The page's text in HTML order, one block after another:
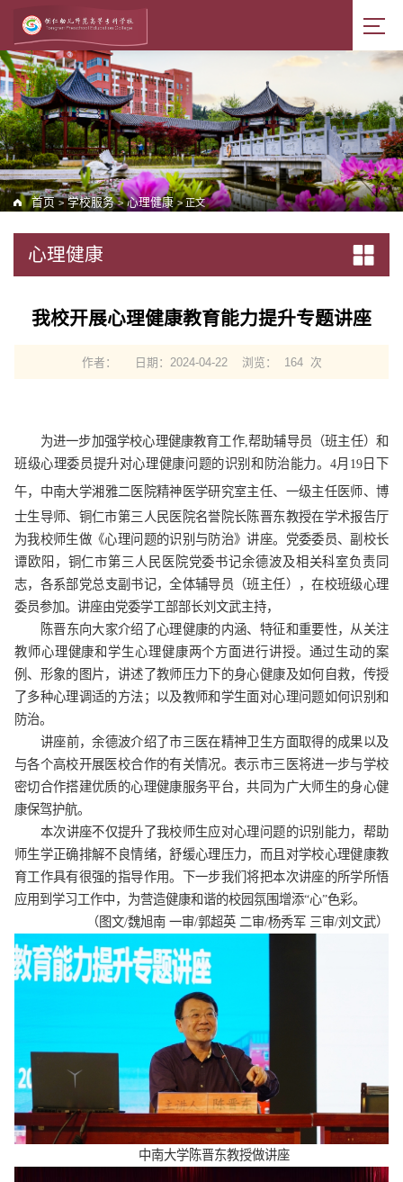
首页 > 学校服务 > 心理健康 > 正文
心理健康
我校开展心理健康教育能力提升专题讲座
作者： 日期：2024-04-22 浏览： 164 次
为进一步加强学校心理健康教育工作,帮助辅导员（班主任）和
班级心理委员提升对心理健康问题的识别和防治能力。4月19日下
午， 中南大学湘雅二医院精神医学研究室主任、一级主任医师、博
士生导师、铜仁市第三人民医院名誉院长陈晋东教授在学术报告厅
为我校师生做《心理问题的识别与防治》讲座。 党委委员、副校长
谭欧阳， 铜仁市第三人民医院党委书记余德波及相关科室负责同
志， 各系部党总支副书记，全体辅导员（班主任），在校班级心理
委员参加。 讲座由党委学工部部长刘文武主持，
陈晋东向大家介绍了心理健康的内涵、特征和重要性，从关注
教师心理健康和学生心理健康两个方面进行讲授。通过生动的案
例、形象的图片，讲述了教师压力下的身心健康及如何自救，传授
了多种心理调适的方法；以及教师和学生面对心理问题如何识别和
防治。
讲座前，余德波介绍了市三医在精神卫生方面取得的成果以及
与各个高校开展医校合作的有关情况。表示市三医将进一步与学校
密切合作搭建优质的心理健康服务平台，共同为广大师生的身心健
康保驾护航。
本次讲座不仅提升了我校师生应对心理问题的识别能力，帮助
师生学正确排解不良情绪，舒缓心理压力，而且对学校心理健康教
育工作具有很强的指导作用。下一步我们将把本次讲座的所学所悟
应用到学习工作中，为营造健康和谐的校园氛围增添“心”色彩。
（图文/魏旭南 一审/郭超英 二审/杨秀军 三审/刘文武）
中南大学陈晋东教授做讲座